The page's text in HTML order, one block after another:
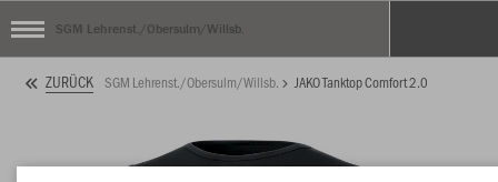
SGM Lehrenst./Obersulm/Willsb.
ZURÜCK SGM Lehrenst./Obersulm/Willsb. JAKO Tanktop Comfort 2.0